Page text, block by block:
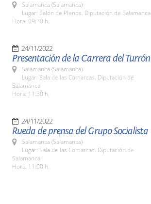
Salamanca (Salamanca)
Lugar: Salón de Plenos. Diputación de Salamanca
Hora: 09:30 h.
24/11/2022
Presentación de la Carrera del Turrón
Salamanca (Salamanca)
Lugar: Sala de las Comarcas. Diputación de
Salamanca
Hora: 11:30 h.
24/11/2022
Rueda de prensa del Grupo Socialista
Salamanca (Salamanca)
Lugar: Sala de las Comarcas. Diputación de
Salamanca
Hora: 11:00 h.